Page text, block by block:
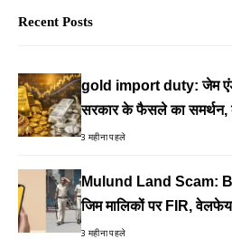
Recent Posts
gold import duty: जेम एंड
सरकार के फैसले का समर्थन,
3 महीना पहले
Mulund Land Scam:
जिम मालिकों पर FIR,
आरोप
3 महीना पहले